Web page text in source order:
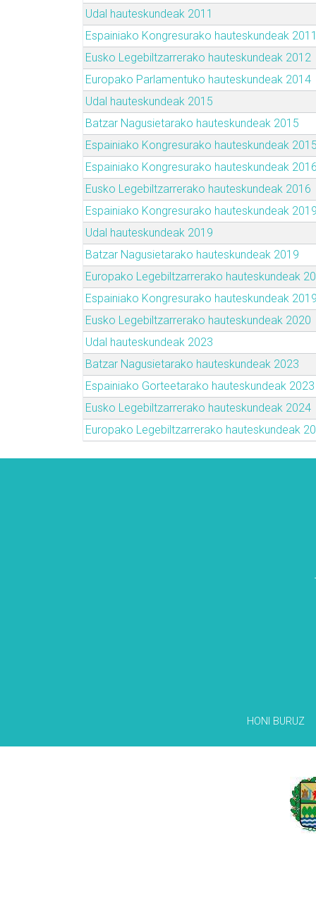
Udal hauteskundeak 2011
Espainiako Kongresurako hauteskundeak 2011
Eusko Legebiltzarrerako hauteskundeak 2012
Europako Parlamentuko hauteskundeak 2014
Udal hauteskundeak 2015
Batzar Nagusietarako hauteskundeak 2015
Espainiako Kongresurako hauteskundeak 2015
Espainiako Kongresurako hauteskundeak 2016
Eusko Legebiltzarrerako hauteskundeak 2016
Espainiako Kongresurako hauteskundeak 2019
Udal hauteskundeak 2019
Batzar Nagusietarako hauteskundeak 2019
Europako Legebiltzarrerako hauteskundeak
Espainiako Kongresurako hauteskundeak 2019
Eusko Legebiltzarrerako hauteskundeak 2020
Udal hauteskundeak 2023
Batzar Nagusietarako hauteskundeak 2023
Espainiako Gorteetarako hauteskundeak 2023
Eusko Legebiltzarrerako hauteskundeak 2024
Europako Legebiltzarrerako hauteskundeak
HONI BURUZ